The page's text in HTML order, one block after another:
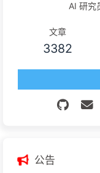
AI 研究
文章
3382
公告